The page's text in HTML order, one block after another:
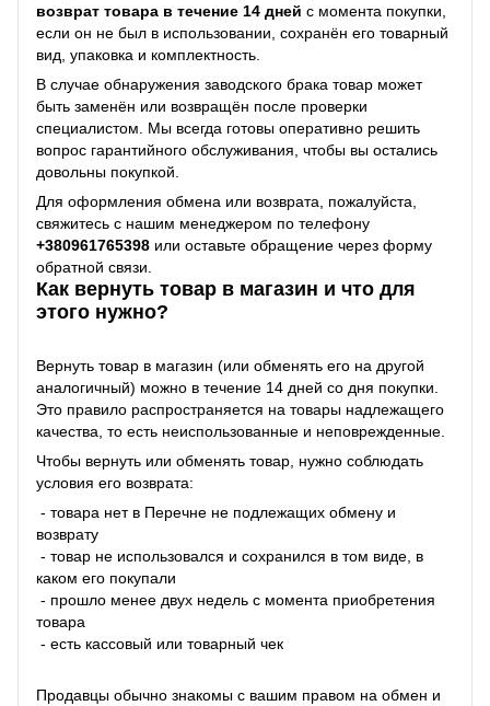
возврат товара в течение 14 дней с момента покупки,
если он не был в использовании, сохранён его товарный
вид, упаковка и комплектность.
В случае обнаружения заводского брака товар может
быть заменён или возвращён после проверки
специалистом. Мы всегда готовы оперативно решить
вопрос гарантийного обслуживания, чтобы вы остались
довольны покупкой.
Для оформления обмена или возврата, пожалуйста,
свяжитесь с нашим менеджером по телефону
+380961765398 или оставьте обращение через форму
обратной связи.
Как вернуть товар в магазин и что для
этого нужно?
Вернуть товар в магазин (или обменять его на другой
аналогичный) можно в течение 14 дней со дня покупки.
Это правило распространяется на товары надлежащего
качества, то есть неиспользованные и неповрежденные.
Чтобы вернуть или обменять товар, нужно соблюдать
условия его возврата:
- товара нет в Перечне не подлежащих обмену и
возврату
- товар не использовался и сохранился в том виде, в
каком его покупали
- прошло менее двух недель с момента приобретения
товара
- есть кассовый или товарный чек
Продавцы обычно знакомы с вашим правом на обмен и